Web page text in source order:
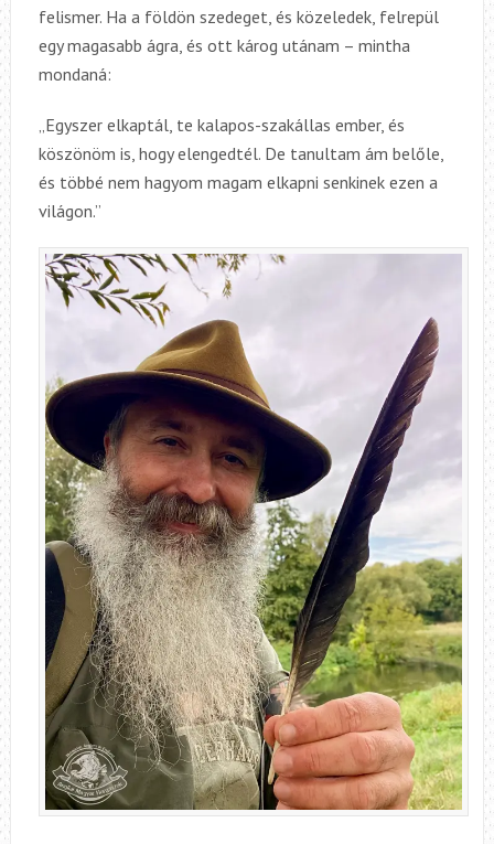
felismer. Ha a földön szedeget, és közeledek, felrepül
egy magasabb ágra, és ott károg utánam – mintha
mondaná:
„Egyszer elkaptál, te kalapos-szakállas ember, és
köszönöm is, hogy elengedtél. De tanultam ám belőle,
és többé nem hagyom magam elkapni senkinek ezen a
világon.”